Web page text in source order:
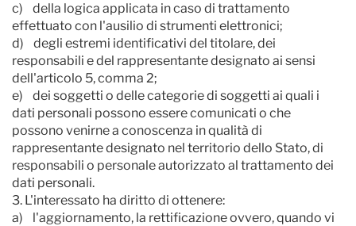
c) della logica applicata in caso di trattamento
effettuato con l'ausilio di strumenti elettronici;
d) degli estremi identificativi del titolare, dei
responsabili e del rappresentante designato ai sensi
dell'articolo 5, comma 2;
e) dei soggetti o delle categorie di soggetti ai quali i
dati personali possono essere comunicati o che
possono venirne a conoscenza in qualità di
rappresentante designato nel territorio dello Stato, di
responsabili o personale autorizzato al trattamento dei
dati personali.
3. L'interessato ha diritto di ottenere:
a) l'aggiornamento, la rettificazione ovvero, quando vi